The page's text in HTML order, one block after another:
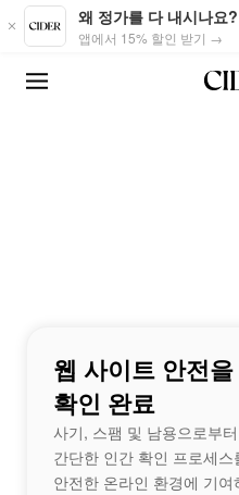
Skip to main content
왜 정가를 다 내시나요?
앱에서 15% 할인 받기 →
웹 사이트 안전
확인 완료
사기, 스팸 및 남용으로부
간단한 인간 확인 프로세
안전한 온라인 환경에 기